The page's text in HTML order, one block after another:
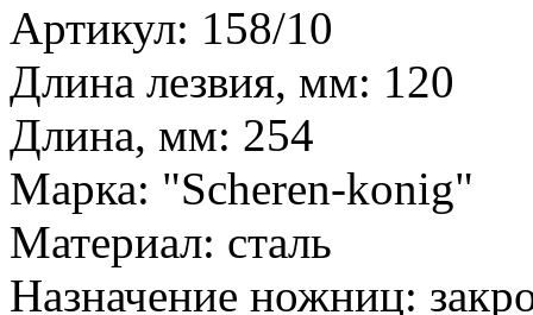
Артикул: 158/10
Длина лезвия, мм: 120
Длина, мм: 254
Марка: "Scheren-konig"
Материал: сталь
Назначение ножниц: